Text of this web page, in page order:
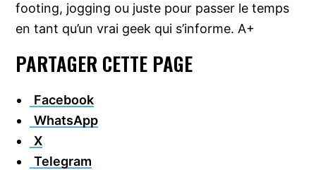
footing, jogging ou juste pour passer le temps
en tant qu’un vrai geek qui s’informe. A+
PARTAGER CETTE PAGE
Facebook
WhatsApp
X
Telegram